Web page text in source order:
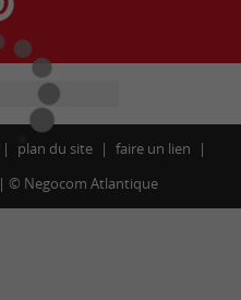
plan du site
faire un lien
© Negocom Atlantique